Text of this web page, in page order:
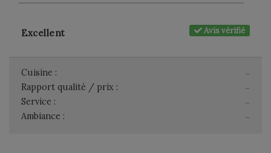
Avis vérifié
Excellent
-
Cuisine :
-
Rapport qualité / prix :
-
Service :
-
Ambiance :